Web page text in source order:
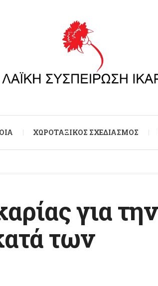
ΧΩΡΟΤΑΞΙΚΌΣ ΣΧΕΔΙΑΣΜΌΣ
για την
των